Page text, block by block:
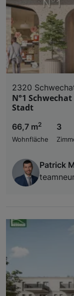
2320
N°1
Stadt
66,7 m2
Wohnfläche
3
Patrick